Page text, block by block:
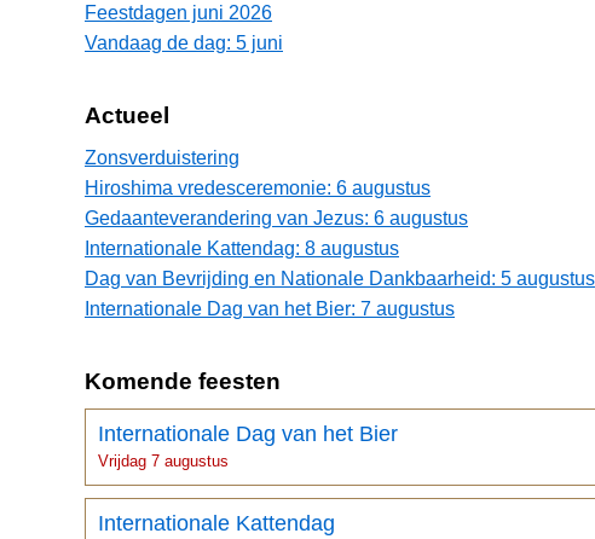
Feestdagen juni 2026
Vandaag de dag: 5 juni
Actueel
Zonsverduistering
Hiroshima vredesceremonie: 6 augustus
Gedaanteverandering van Jezus: 6 augustus
Internationale Kattendag: 8 augustus
Dag van Bevrijding en Nationale Dankbaarheid: 5 augustus
Internationale Dag van het Bier: 7 augustus
Komende feesten
Internationale Dag van het Bier
Vrijdag 7 augustus
Internationale Kattendag